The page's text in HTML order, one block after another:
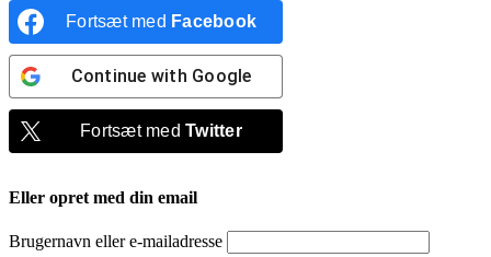
Fortsæt med Facebook
Continue with Google
Fortsæt medTwitter
Eller opret med din email
Brugernavn eller e-mailadresse